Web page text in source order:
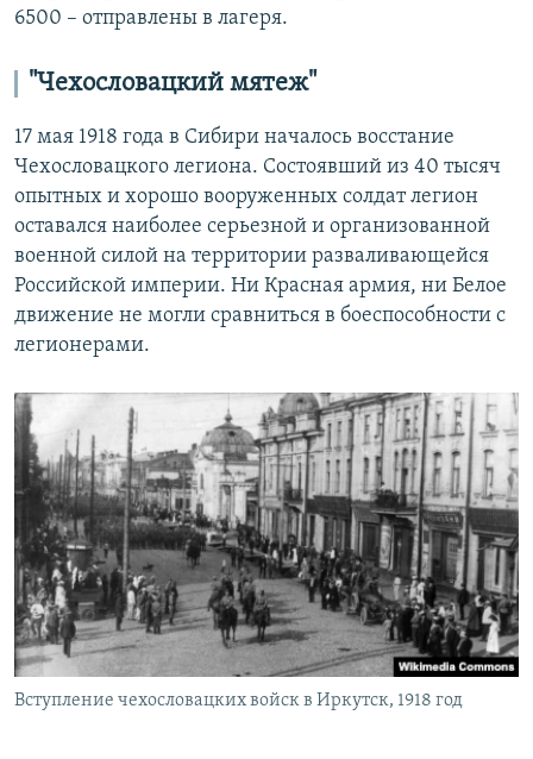
6500 – отправлены в лагеря.
"Чехословацкий мятеж"
17 мая 1918 года в Сибири началось восстание
Чехословацкого легиона. Состоявший из 40 тысяч
опытных и хорошо вооруженных солдат легион
оставался наиболее серьезной и организованной
военной силой на территории разваливающейся
Российской империи. Ни Красная армия, ни Белое
движение не могли сравниться в боеспособности с
легионерами.
Вступление чехословацких войск в Иркутск, 1918 год